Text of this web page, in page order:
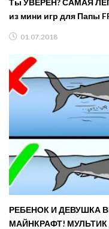
из мини игр для Папы
01.07.2018
РЕБЕНОК И ДЕВУШКА
МАЙНКРАФТ!